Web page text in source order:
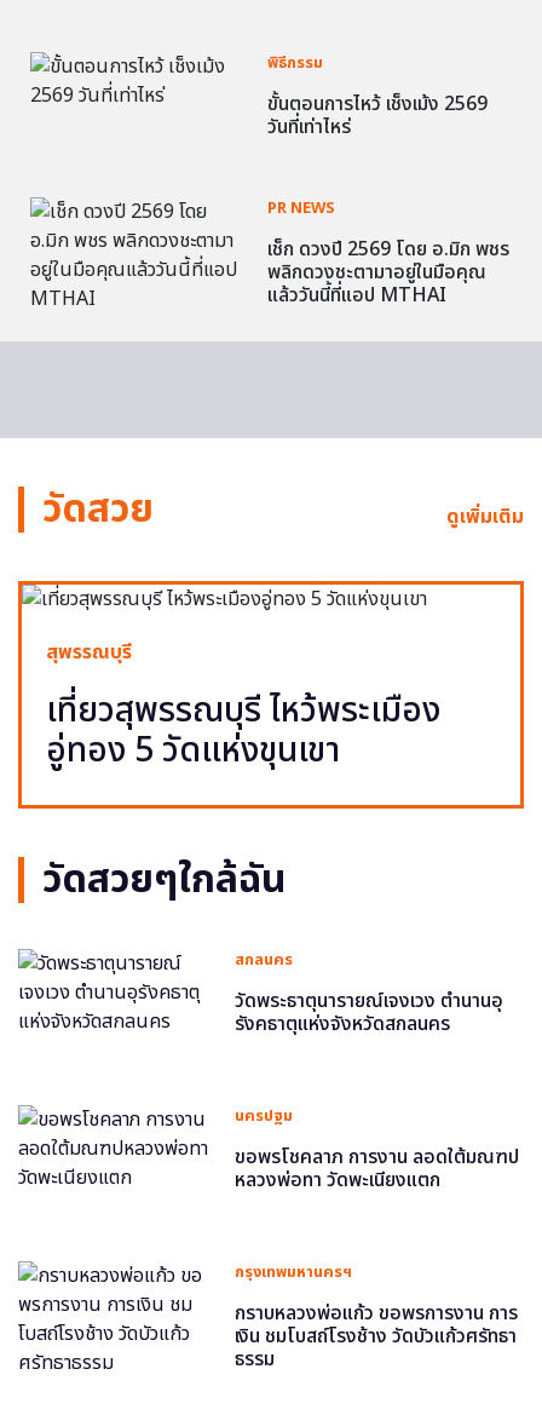
พิธีกรรม
ขั้นตอนการไหว้ เช็งเม้ง 2569
วันที่เท่าไหร่
PR NEWS
เช็ก ดวงปี 2569 โดย อ.มิก พชร
พลิกดวงชะตามาอยู่ในมือคุณ
แล้ววันนี้ที่แอป MTHAI
วัดสวย ดูเพิ่มเติม
สุพรรณบุรี
เที่ยวสุพรรณบุรี ไหว้พระเมือง
อู่ทอง 5 วัดแห่งขุนเขา
วัดสวยๆใกล้ฉัน
สกลนคร
วัดพระธาตุนารายณ์เจงเวง ตำนานอุ
รังคธาตุแห่งจังหวัดสกลนคร
นครปฐม
ขอพรโชคลาภ การงาน ลอดใต้มณฑป
หลวงพ่อทา วัดพะเนียงแตก
กรุงเทพมหานครฯ
กราบหลวงพ่อแก้ว ขอพรการงาน การ
เงิน ชมโบสถ์โรงช้าง วัดบัวแก้วศรัทธา
ธรรม